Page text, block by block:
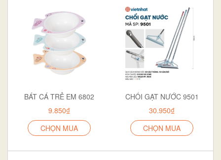
BÁT CÁ TRẺ EM 6802
9.850₫
CHỌN MUA
CHỔI GẠT NƯỚC 9501
30.950₫
CHỌN MUA